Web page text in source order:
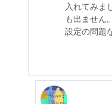
入れてみま
も出ません。
設定の問題